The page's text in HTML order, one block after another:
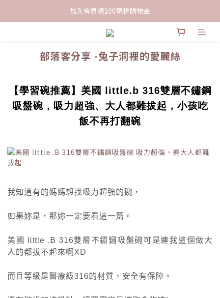
限時下單送餅乾乙包，滿$999免運
加入會員領100現折購物金
限時下單送餅乾乙包，滿$999免運
部落客分享 -兔子洞裡的愛麗絲
【學習碗推薦】美國 little.b 316雙層不鏽鋼
吸盤碗，吸力超強、大人都難拔起，小孩吃
飯不再打翻碗
我知道有的媽媽想找吸力超強的碗，
如果妳是，那妳一定要看這一篇。
美國 little .B 316雙層不鏽鋼吸盤碗可是連我這個做大
人的都拔不起來啊XD
而且等級是醫療級316的材質，安全有保障。